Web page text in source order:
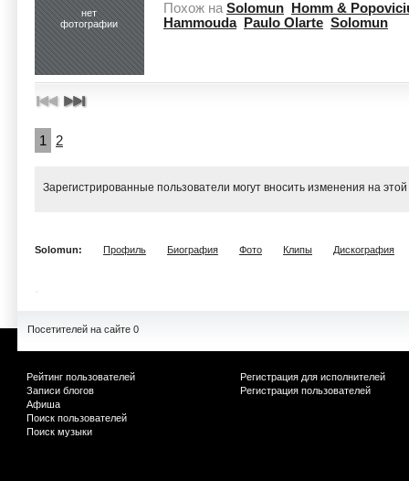
нет
фотографии
Похож на Solomun
Homm &
Hammouda
Paulo Olarte Solomun
1 2
Зарегистрированные пользователи могут вносить изменения на
Solomun: Профиль Биография Фото Клипы Дискография
Посетителей на сайте 0
Рейтинг пользователей
Записи блогов
Афиша
Поиск пользователей
Поиск музыки
Регистрация для исполнителей
Регистрация пользователей